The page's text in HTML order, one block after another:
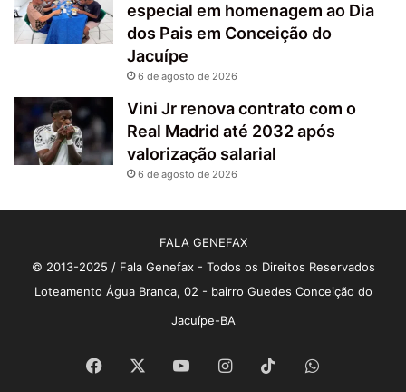
especial em homenagem ao Dia
dos Pais em Conceição do
Jacuípe
6 de agosto de 2026
Vini Jr renova contrato com o
Real Madrid até 2032 após
valorização salarial
6 de agosto de 2026
FALA GENEFAX
© 2013-2025 / Fala Genefax - Todos os Direitos Reservados
Loteamento Água Branca, 02 - bairro Guedes Conceição do
Jacuípe-BA
Facebook YouTubeInstagram
TikTokWhatsApp